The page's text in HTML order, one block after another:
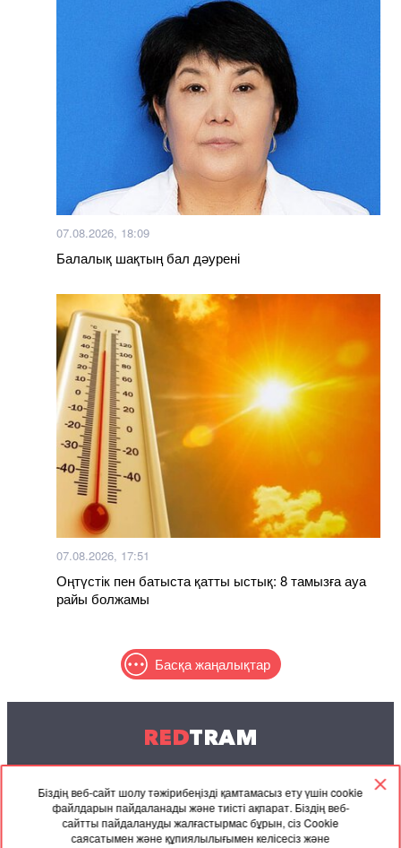
Біздің веб-сайт шолу тәжірибеңізді қамтамасыз ету үшін cookie
файлдарын пайдаланады және тиісті ақпарат. Біздің веб-
сайтты пайдалануды жалғастырмас бұрын, сіз Cookie
саясатымен және құпиялылығымен келісесіз және
07.08.2026, 18:09
Балалық шақтың бал дәурені
07.08.2026, 17:51
Оңтүстік пен батыста қатты ыстық: 8 тамызға ауа
райы болжамы
Басқа жаңалықтар
REDTRAM
© 2004-2026 Redtram, Ltd.
Ынтымақтастық
Мұрағат
Байланысу